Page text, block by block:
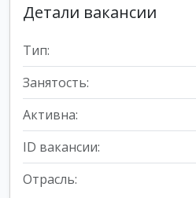
Детали вакансии
Тип:
Занятость:
Активна:
ID вакансии:
Отрасль: